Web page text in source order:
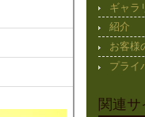
ギャラ
紹介
お客様
プライ
関連サ